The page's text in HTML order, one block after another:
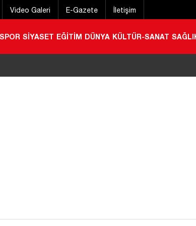
Video Galeri E-Gazete İletişim
SPOR SİYASET EĞİTİM DÜNYA KÜLTÜR-SANAT
için gelmişti! Konyalı gurbetçi hayatını